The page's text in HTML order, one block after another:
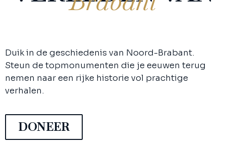
Duik in de geschiedenis van Noord-Brabant.
Steun de topmonumenten die je eeuwen terug
nemen naar een rijke historie vol prachtige
verhalen.
DONEER